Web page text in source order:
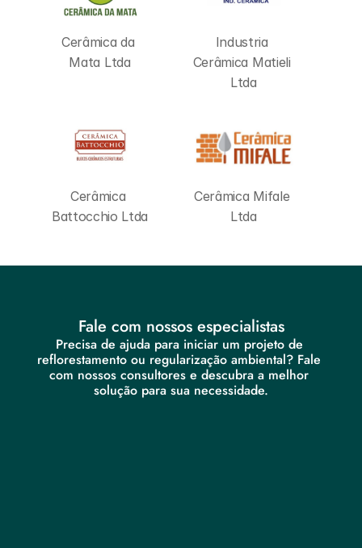
Cerâmica da
Mata Ltda
Industria
Cerâmica Matieli
Ltda
Cerâmica
Battocchio Ltda
Cerâmica Mifale
Ltda
Fale com nossos especialistas
Precisa de ajuda para iniciar um projeto de
reflorestamento ou regularização ambiental? Fale
com nossos consultores e descubra a melhor
solução para sua necessidade.